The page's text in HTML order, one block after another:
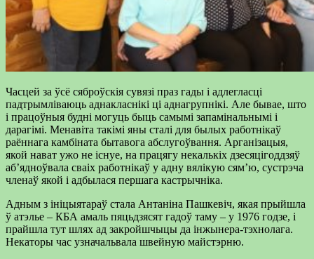
Часцей за ўсё сяброўскія сувязі праз гады і адлегласці
падтрымліваюць аднакласнікі ці аднагрупнікі. Але бывае, што
і працоўныя будні могуць быць самымі запамінальнымі і
дарагімі. Менавіта такімі яны сталі для былых работнікаў
раённага камбіната бытавога абслугоўвання. Арганізацыя,
якой нават ужо не існуе, на працягу некалькіх дзесяцігоддзяў
аб’ядноўвала сваіх работнікаў у адну вялікую сям’ю, сустрэча
членаў якой і адбылася першага кастрычніка.
Адным з ініцыятараў стала Антаніна Пашкевіч, якая прыйшла
ў атэлье – КБА амаль пяцьдзясят гадоў таму – у 1976 год­зе, і
прайшла тут шлях ад закройшчыцы да інжыне­ра-тэхнолага.
Некаторы час узначальвала швей­ную майстэрню.